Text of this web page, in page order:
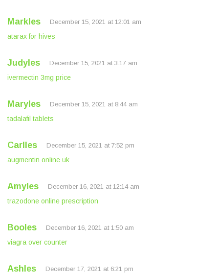
Markles December 15, 2021 at 12:01 am
atarax for hives
Judyles December 15, 2021 at 3:17 am
ivermectin 3mg price
Maryles December 15, 2021 at 8:44 am
tadalafil tablets
Carlles December 15, 2021 at 7:52 pm
augmentin online uk
Amyles December 16, 2021 at 12:14 am
trazodone online prescription
Booles December 16, 2021 at 1:50 am
viagra over counter
Ashles December 17, 2021 at 6:21 pm